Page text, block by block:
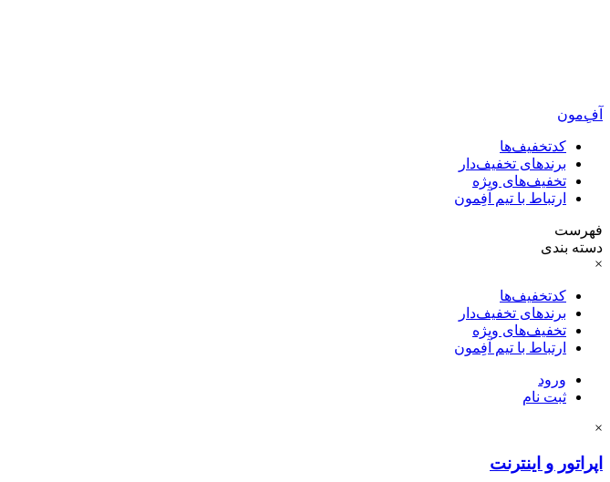
آفِ‌مون
کدتخفیف‌ها
برندهای تخفیف‌دار
تخفیف‌های ویژه
ارتباط با تیم آفِمون
فهرست
دسته بندی
×
کدتخفیف‌ها
برندهای تخفیف‌دار
تخفیف‌های ویژه
ارتباط با تیم آفِمون
ورود
ثبت نام
×
اپراتور و اینترنت